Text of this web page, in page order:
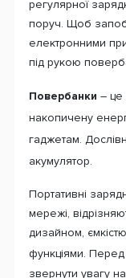
регулярної
поруч. Щоб
електронними
під рукою
Повербанки – це
накопичену
гаджетам.
акумулятор.
Портативні
мережі,
дизайном,
функціями. Перед
звернути увагу